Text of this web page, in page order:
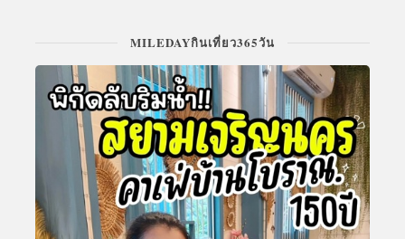
MILEDAYกินเที่ยว365วัน